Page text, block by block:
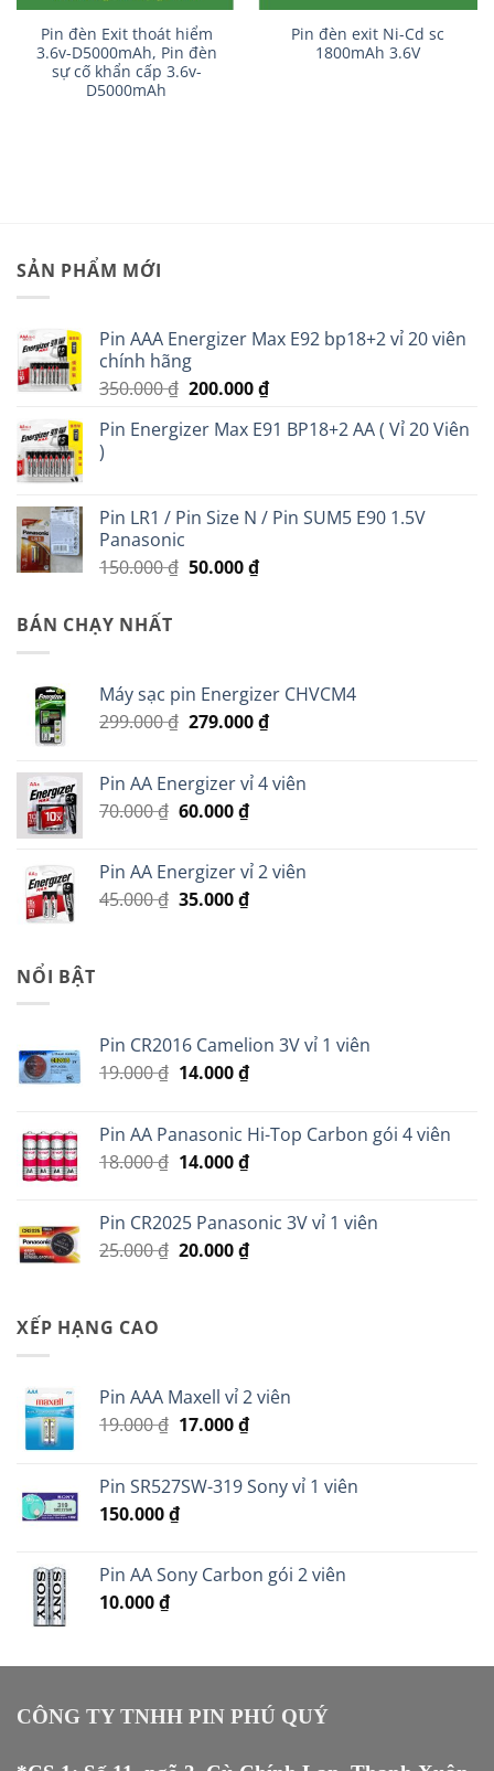
Pin đèn Exit thoát hiểm
3.6v-D5000mAh, Pin đèn
sự cố khẩn cấp 3.6v-
D5000mAh
Pin đèn exit Ni-Cd sc
1800mAh 3.6V
SẢN PHẨM MỚI
Pin AAA Energizer Max E92 bp18+2 vỉ 20 viên
chính hãng
350.000₫ Giá
là:
200.000₫Giá
tại
Pin Energizer Max E91 BP18+2 AA ( Vỉ 20 Viên
)
Pin LR1 / Pin Size N / Pin SUM5 E90 1.5V
Panasonic
150.000₫ Giá
50.000₫Giá
BÁN CHẠY NHẤT
Máy sạc pin Energizer CHVCM4
299.000₫ Giá
299.000 ₫.
279.000₫Giá
là:
Pin AA Energizer vỉ 4 viên
70.000₫ Giá
70.000 ₫.
60.000₫Giá
là:
60.000 ₫.
Pin AA Energizer vỉ 2 viên
45.000₫ Giá
35.000₫Giá
NỔI BẬT
Pin CR2016 Camelion 3V vỉ 1 viên
19.000₫ Giá
19.000 ₫.
14.000₫Giá
là:
14.000 ₫.
Pin AA Panasonic Hi-Top Carbon gói 4 viên
18.000₫ Giá
18.000 ₫.
14.000₫Giá
là:
14.000 ₫.
Pin CR2025 Panasonic 3V vỉ 1 viên
25.000₫ Giá
20.000₫Giá
XẾP HẠNG CAO
Pin AAA Maxell vỉ 2 viên
19.000₫ Giá
19.000 ₫.
17.000₫Giá
là:
Pin SR527SW-319 Sony vỉ 1 viên
150.000₫
Pin AA Sony Carbon gói 2 viên
10.000₫
CÔNG TY TNHH PIN PHÚ QUÝ